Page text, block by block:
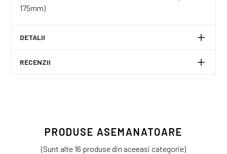
175mm)
DETALII
RECENZII
PRODUSE ASEMANATOARE
(Sunt alte 16 produse din aceeasi categorie)